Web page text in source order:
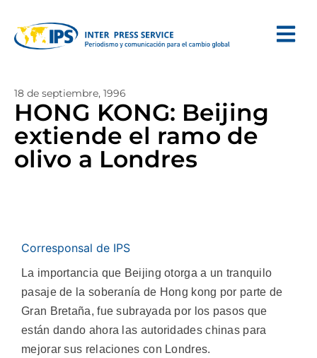
18 de septiembre, 1996
HONG KONG: Beijing
extiende el ramo de
olivo a Londres
Corresponsal de IPS
La importancia que Beijing otorga a un tranquilo
pasaje de la soberanía de Hong kong por parte de
Gran Bretaña, fue subrayada por los pasos que
están dando ahora las autoridades chinas para
mejorar sus relaciones con Londres.